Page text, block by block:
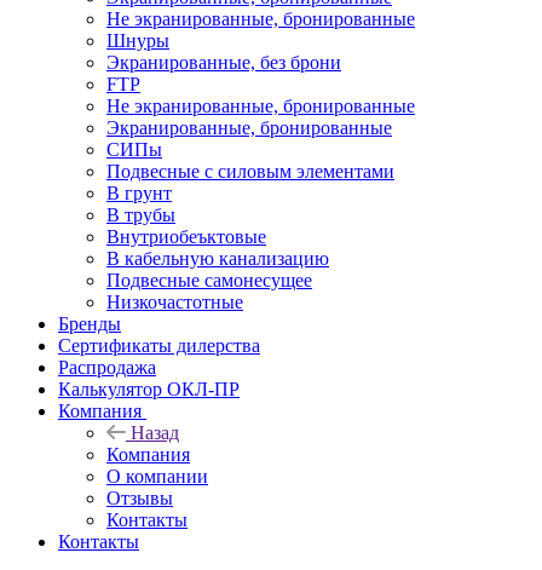
Не экранированные, бронированные
Шнуры
Экранированные, без брони
FTP
Не экранированные, бронированные
Экранированные, бронированные
СИПы
Подвесные с силовым элементами
В грунт
В трубы
Внутриобеъктовые
В кабельную канализацию
Подвесные самонесущее
Низкочастотные
Бренды
Сертификаты дилерства
Распродажа
Калькулятор ОКЛ-ПР
Компания
Назад
Компания
О компании
Отзывы
Контакты
Контакты